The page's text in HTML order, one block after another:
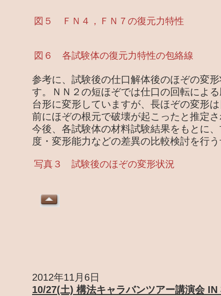
図５ ＦＮ４，ＦＮ７の復元力特性
図６ 各試験体の復元力特性の包絡線
参考に、試験後の仕口解体後のほぞの変
す。ＮＮ２の短ほぞでは仕口の回転によ
台形に変形していますが、長ほぞの変形
前にほぞの根元で破壊が起こったと推定
今後、各試験体の材料試験結果をもとに
度・変形能力などの差異の比較検討を行
写真３ 試験後のほぞの変形状況
2012年11月6日
10/27(土) 構法キャラバンツアー講演会 IN